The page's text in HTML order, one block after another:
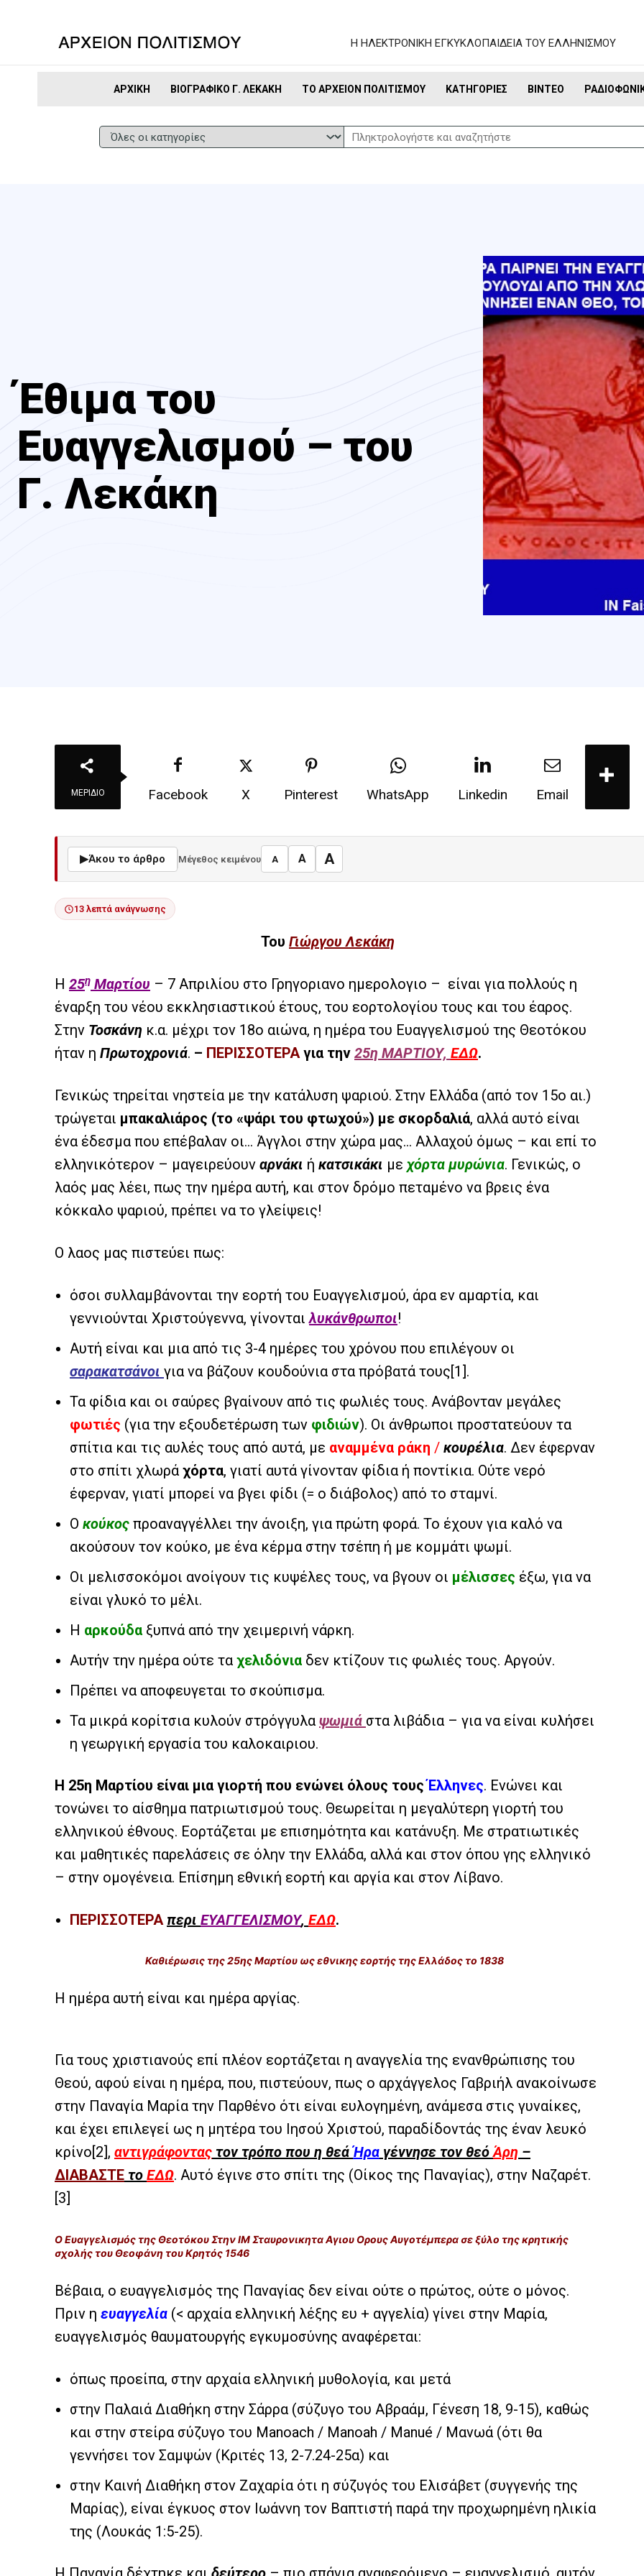
Η ΗΛΕΚΤΡΟΝΙΚΗ ΕΓΚΥΚΛΟΠΑΙΔΕΙΑ ΤΟΥ ΕΛΛΗΝΙΣΜΟΥ
ΑΡΧΙΚΉ ΒΙΟΓΡΑΦΙΚΌ Γ. ΛΕΚΆΚΗ ΤΟ ΑΡΧΕΊΟΝ ΠΟΛΙΤΙΣΜΟΎ ΚΑΤΗΓΟΡΊΕΣ ΒΊΝΤΕΟ
Έθιμα του
Ευαγγελισμού – του
Γ. Λεκάκη
ΜΕΡΊΔΙΟ Facebook X Pinterest WhatsApp Linkedin Email
▶Άκου το άρθρο Μέγεθος κειμένου A A A
13 λεπτά ανάγνωσης
Του Γιώργου Λεκάκη
Η 25η Μαρτίου – 7 Απριλίου στο Γρηγοριανο ημερολογιο – είναι για πολλούς η
έναρξη του νέου εκκλησιαστικού έτους, του εορτολογίου τους και του έαρος.
Στην Τοσκάνη κ.α. μέχρι τον 18ο αιώνα, η ημέρα του Ευαγγελισμού της Θεοτόκου
ήταν η Πρωτοχρονιά. – ΠΕΡΙΣΣΟΤΕΡΑγια την 25η ΜΑΡΤΙΟΥ, ΕΔΩ.
Γενικώς τηρείται νηστεία με την κατάλυση ψαριού. Στην Ελλάδα (από τον 15ο αι.)
τρώγεται μπακαλιάρος (το «ψάρι του φτωχού») με σκορδαλιά, αλλά αυτό είναι
ένα έδεσμα που επέβαλαν οι… Άγγλοι στην χώρα μας… Αλλαχού όμως – και επί το
ελληνικότερον – μαγειρεύουν αρνάκι ή κατσικάκι με χόρτα μυρώνια. Γενικώς, ο
λαός μας λέει, πως την ημέρα αυτή, και στον δρόμο πεταμένο να βρεις ένα
κόκκαλο ψαριού, πρέπει να το γλείψεις!
Ο λαος μας πιστεύει πως:
όσοι συλλαμβάνονται την εορτή του Ευαγγελισμού, άρα εν αμαρτία, και
γεννιούνται Χριστούγεννα, γίνονταιλυκάνθρωποι!
Αυτή είναι και μια από τις 3-4 ημέρες του χρόνου που επιλέγουν οι
σαρακατσάνοι για να βάζουν κουδούνια στα πρόβατά τους[1].
Τα φίδια και οι σαύρες βγαίνουν από τις φωλιές τους. Ανάβονταν μεγάλες
φωτιές (για την εξουδετέρωση των φιδιών). Οι άνθρωποι προστατεύουν τα
σπίτια και τις αυλές τους από αυτά, με αναμμένα ράκη / κουρέλια. Δεν έφερναν
στο σπίτι χλωρά χόρτα, γιατί αυτά γίνονταν φίδια ή ποντίκια. Ούτε νερό
έφερναν, γιατί μπορεί να βγει φίδι (= ο διάβολος) από το σταμνί.
Ο κούκος προαναγγέλλει την άνοιξη, για πρώτη φορά. Το έχουν για καλό να
ακούσουν τον κούκο, με ένα κέρμα στην τσέπη ή με κομμάτι ψωμί.
Οι μελισσοκόμοι ανοίγουν τις κυψέλες τους, να βγουν οι μέλισσες έξω, για να
είναι γλυκό το μέλι.
Η αρκούδα ξυπνά από την χειμερινή νάρκη.
Αυτήν την ημέρα ούτε τα χελιδόνια δεν κτίζουν τις φωλιές τους. Αργούν.
Πρέπει να αποφευγεται το σκούπισμα.
Τα μικρά κορίτσια κυλούν στρόγγυλα ψωμιά στα λιβάδια – για να είναι κυλήσει
η γεωργική εργασία του καλοκαιριου.
Η 25η Μαρτίου είναι μια γιορτή που ενώνει όλους τουςΈλληνες. Ενώνει και
τονώνει το αίσθημα πατριωτισμού τους. Θεωρείται η μεγαλύτερη γιορτή του
ελληνικού έθνους. Εορτάζεται με επισημότητα και κατάνυξη. Με στρατιωτικές
και μαθητικές παρελάσεις σε όλην την Ελλάδα, αλλά και στον όπου γης ελληνικό
– στην ομογένεια. Επίσημη εθνική εορτή και αργία και στον Λίβανο.
ΠΕΡΙΣΣΟΤΕΡΑ περι ΕΥΑΓΓΕΛΙΣΜΟΥ, ΕΔΩ.
Καθιέρωσις της 25ης Μαρτίου ως εθνικης εορτής της Ελλάδος το 1838
Η ημέρα αυτή είναι και ημέρα αργίας.
Για τους χριστιανούς επί πλέον εορτάζεται η αναγγελία της ενανθρώπισης του
Θεού, αφού είναι η ημέρα, που, πιστεύουν, πως ο αρχάγγελος Γαβριήλ ανακοίνωσε
στην Παναγία Μαρία την Παρθένο ότι είναι ευλογημένη, ανάμεσα στις γυναίκες,
και έχει επιλεγεί ως η μητέρα του Ιησού Χριστού, παραδίδοντάς της έναν λευκό
κρίνο[2], αντιγράφοντας τον τρόπο που η θεάΉρα γέννησε τον θεόΆρη –
ΔΙΑΒΑΣΤΕ το ΕΔΩ. Αυτό έγινε στο σπίτι της (Οίκος της Παναγίας), στην Ναζαρέτ.
[3]
Ο Ευαγγελισμός της Θεοτόκου Στην ΙΜ Σταυρονικητα Αγιου Ορους Αυγοτέμπερα σε ξύλο της κρητικής
σχολής του Θεοφάνη του Κρητός 1546
Βέβαια, ο ευαγγελισμός της Παναγίας δεν είναι ούτε ο πρώτος, ούτε ο μόνος.
Πριν η ευαγγελία (< αρχαία ελληνική λέξης ευ + αγγελία) γίνει στην Μαρία,
ευαγγελισμός θαυματουργής εγκυμοσύνης αναφέρεται:
όπως προείπα, στην αρχαία ελληνική μυθολογία, και μετά
στην Παλαιά Διαθήκη στην Σάρρα (σύζυγο του Αβραάμ, Γένεση 18, 9-15), καθώς
και στην στείρα σύζυγο του Manoach / Manoah / Manué / Μανωά (ότι θα
γεννήσει τον Σαμψών (Κριτές 13, 2-7.24-25α) και
στην Καινή Διαθήκη στον Ζαχαρία ότι η σύζυγός του Ελισάβετ (συγγενής της
Μαρίας), είναι έγκυος στον Ιωάννη τον Βαπτιστή παρά την προχωρημένη ηλικία
της (Λουκάς 1:5-25).